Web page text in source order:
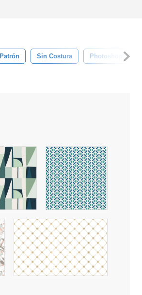
Patrón Sin Costura Photoshop